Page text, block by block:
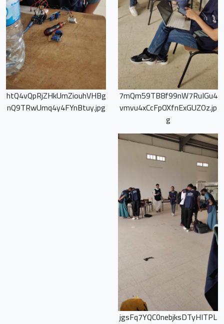
7mQm59TB8f99nW7RuIGu4
vmvu4xCcFpOXfnExGUZOz.jp
g
htQ4vQpRjZHkUmZiouhVHBg
nQ9TRwUmq4y4FYnBtuy.jpg
jgsFq7YQC0nebjksDTyHITPL